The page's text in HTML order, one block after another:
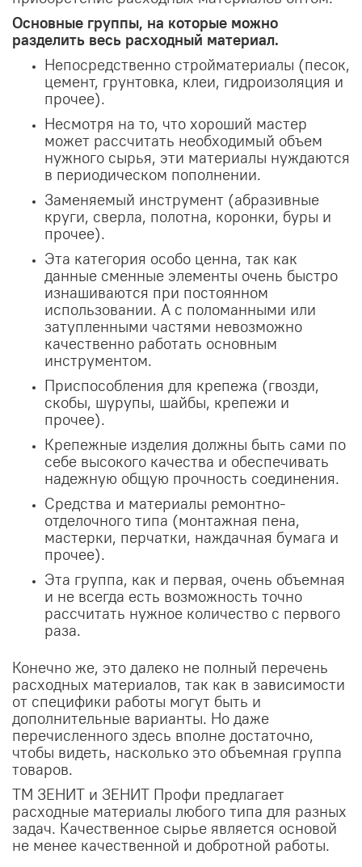
Основные группы, на которые можно
разделить весь расходный материал.
Непосредственно стройматериалы (песок,
цемент, грунтовка, клеи, гидроизоляция и
прочее).
Несмотря на то, что хороший мастер
может рассчитать необходимый объем
нужного сырья, эти материалы нуждаются
в периодическом пополнении.
Заменяемый инструмент (абразивные
круги, сверла, полотна, коронки, буры и
прочее).
Эта категория особо ценна, так как
данные сменные элементы очень быстро
изнашиваются при постоянном
использовании. А с поломанными или
затупленными частями невозможно
качественно работать основным
инструментом.
Приспособления для крепежа (гвозди,
скобы, шурупы, шайбы, крепежи и
прочее).
Крепежные изделия должны быть сами по
себе высокого качества и обеспечивать
надежную общую прочность соединения.
Средства и материалы ремонтно-
отделочного типа (монтажная пена,
мастерки, перчатки, наждачная бумага и
прочее).
Эта группа, как и первая, очень объемная
и не всегда есть возможность точно
рассчитать нужное количество с первого
раза.
Конечно же, это далеко не полный перечень
расходных материалов, так как в зависимости
от специфики работы могут быть и
дополнительные варианты. Но даже
перечисленного здесь вполне достаточно,
чтобы видеть, насколько это объемная группа
товаров.
ТМ ЗЕНИТ и ЗЕНИТ Профи предлагает
расходные материалы любого типа для разных
задач. Качественное сырье является основой
не менее качественной и добротной работы.